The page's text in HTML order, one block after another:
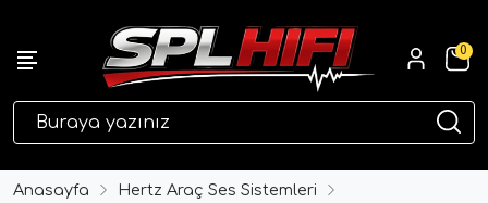
0
Anasayfa Hertz Araç Ses Sistemleri